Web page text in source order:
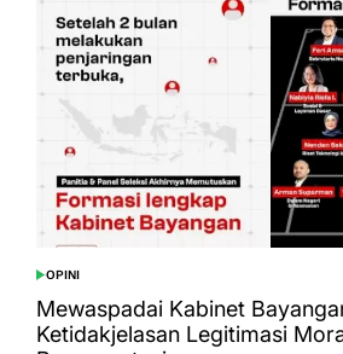
POSTED
IN
OPINI
Mewaspadai Kabinet
Ketidakjelasan Legitimasi